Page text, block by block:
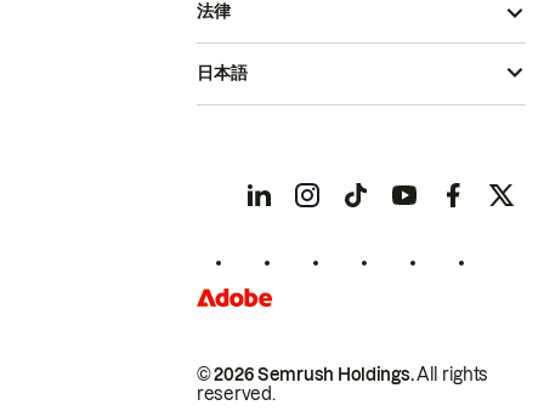
© 2026 Semrush Holdings.All rights
reserved.
法律
日本語